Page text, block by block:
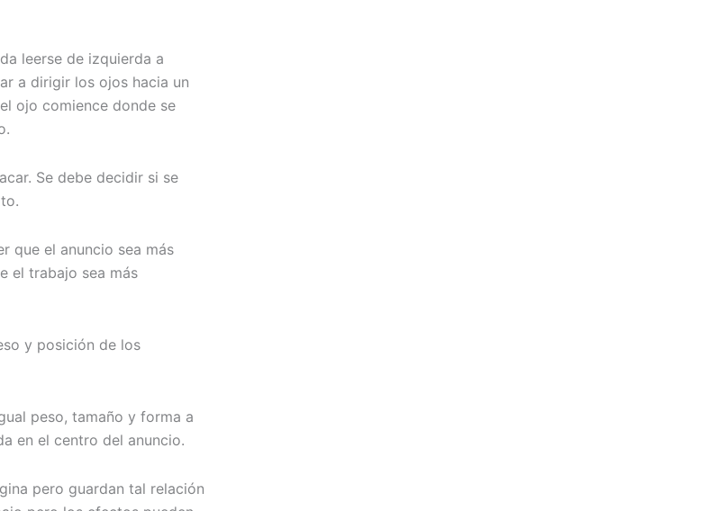
leerse de izquierda a
a dirigir los ojos hacia un
ojo comience donde se
Se debe decidir si se
que el anuncio sea más
el trabajo sea más
y posición de los
peso, tamaño y forma a
en el centro del anuncio.
pero guardan tal relación